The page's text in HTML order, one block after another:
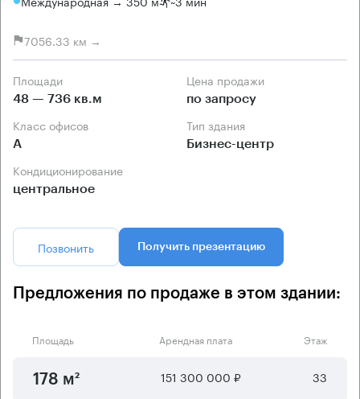
7056.33 км →
Площади
48 — 736 кв.м
Цена продажи
по запросу
Класс офисов
А
Тип здания
Бизнес-центр
Кондиционирование
центральное
Позвонить Получить презентацию
Предложения по продаже в этом здании:
Площадь Арендная плата Этаж
178 м² 151 300 000 ₽ 33